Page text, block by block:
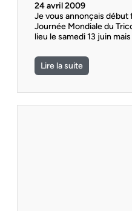
24 avril 2009
Je vous annonçais début
Journée Mondiale du
lieu le samedi 13 juin
Lire la suite